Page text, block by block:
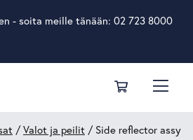
- soita meille tänään: 02 723 8000
/Valot ja peilit / Side reflector assy